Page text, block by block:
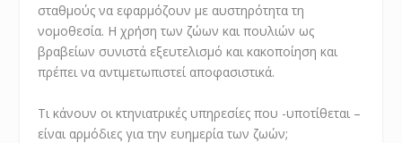
σταθμούς να εφαρμόζουν με αυστηρότητα τη
νομοθεσία. Η χρήση των ζώων και πουλιών ως
βραβείων συνιστά εξευτελισμό και κακοποίηση και
πρέπει να αντιμετωπιστεί αποφασιστικά.
Τι κάνουν οι κτηνιατρικές υπηρεσίες που -υποτίθεται –
είναι αρμόδιες για την ευημερία των ζωών;